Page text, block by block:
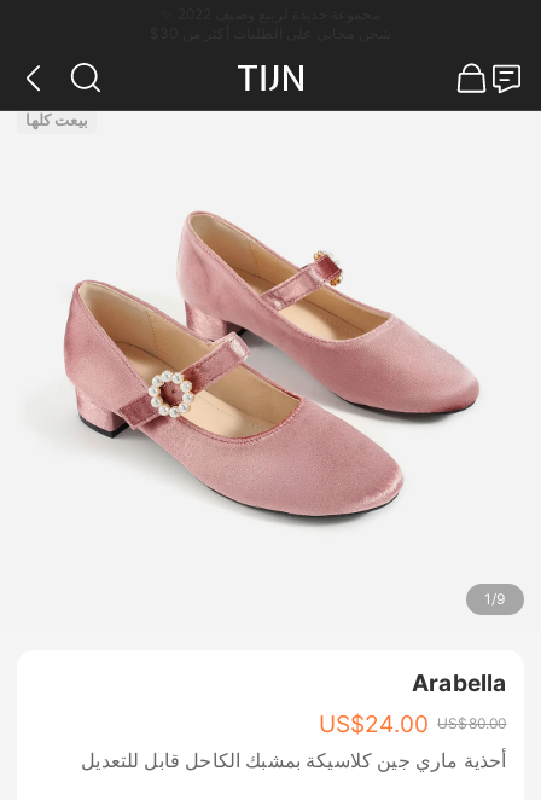
بيعت كلها
1 /9
Arabella
US$24.00 US$80.00
أحذية ماري جين كلاسيكة بمشبك الكاحل قابل للتعديل